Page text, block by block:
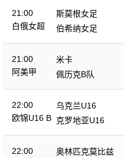
21:00
白俄女超
斯莫根女足
伯希纳女足
21:00
阿美甲
米卡
佩历克B队
22:00
欧锦U16 B
乌克兰U16
克罗地亚U16
22:00
奥林匹克莫比兹